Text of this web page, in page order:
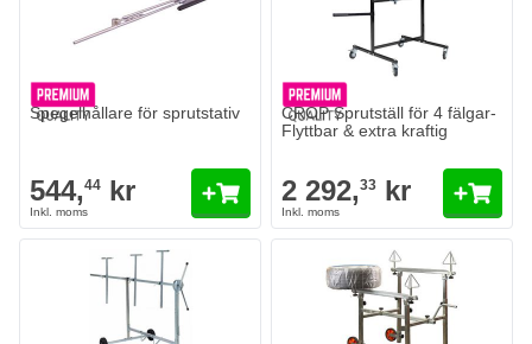
Spegelhållare för sprutstativ
544,44 kr
CROP Sprutställ för 4 fälgar-
Flyttbar & extra kraftig
2 292,33 kr